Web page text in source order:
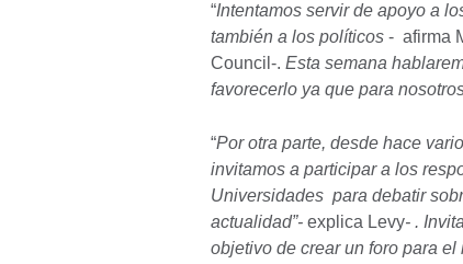
“Intentamos servir de apoyo a
también a los políticos - afirma
Council-. Esta semana
favorecerlo ya que para
“Por otra parte, desde hace
invitamos a participar a los
Universidades para debatir
actualidad”- explica Levy- .
objetivo de crear un foro para